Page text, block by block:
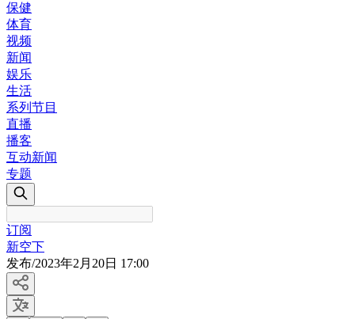
保健
体育
视频
新闻
娱乐
生活
系列节目
直播
播客
互动新闻
专题
订阅
新空下
发布/2023年2月20日 17:00